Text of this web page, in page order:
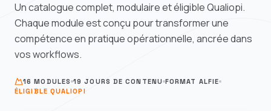
Un catalogue complet, modulaire et éligible Qualiopi.
Chaque module est conçu pour transformer une
compétence en pratique opérationnelle, ancrée dans
vos workflows.
16 MODULES 19 JOURS DE CONTENU FORMAT ALFIE
ÉLIGIBLE QUALIOPI